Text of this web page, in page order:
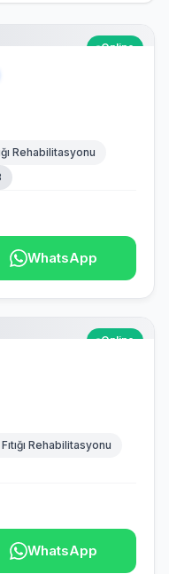
Online
Rehabilitasyonu
WhatsApp
Online
Rehabilitasyonu
WhatsApp